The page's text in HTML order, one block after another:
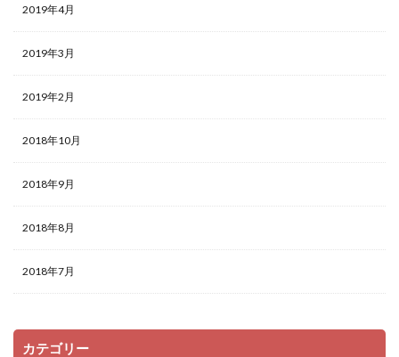
2019年4月
2019年3月
2019年2月
2018年10月
2018年9月
2018年8月
2018年7月
カテゴリー